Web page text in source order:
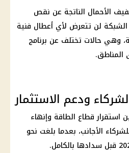
الأحمال الناتجة عن نقص
الشبكة لن تتعرض لأي أعطال فنية
وهي حالات تختلف عن برنامج
ودعم الاستثمار
استقرار قطاع الطاقة وإنهاء
الأجانب، بعدما بلغت نحو